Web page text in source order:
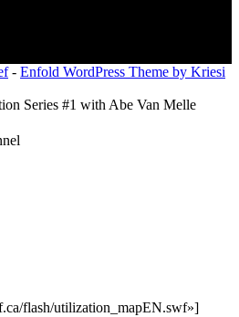
- Enfold WordPress Theme by Kriesi
Series #1 with Abe Van Melle
flash/utilization_mapEN.swf»]